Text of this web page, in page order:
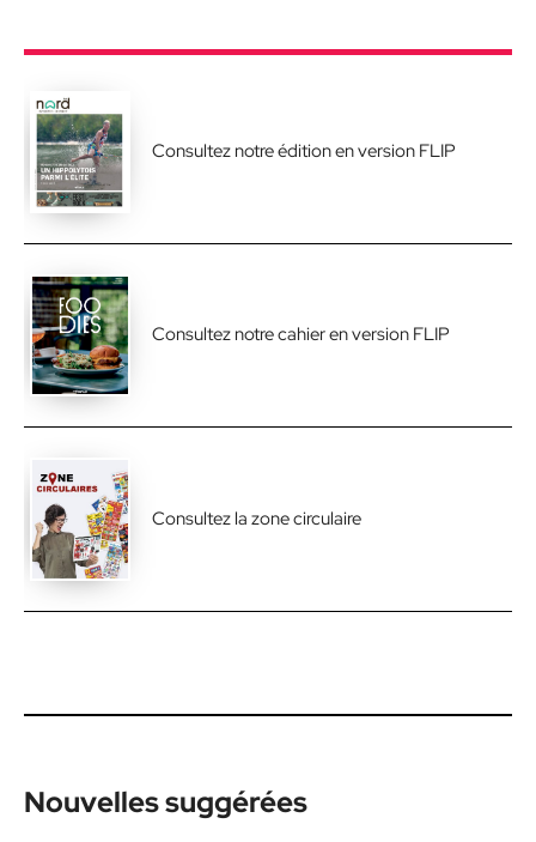
Consultez notre édition en version FLIP
Consultez notre cahier en version FLIP
Consultez la zone circulaire
Nouvelles suggérées